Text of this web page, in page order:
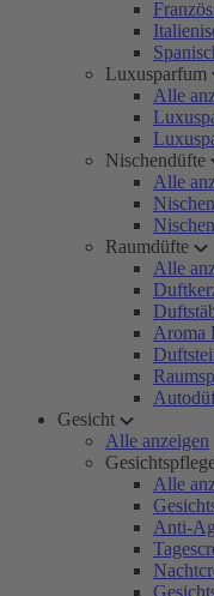
Luxusparfum
Alle
Nischendüfte
Alle
Raumdüfte
Alle
Aroma
Gesicht
Alle anzeigen
Alle
Anti-